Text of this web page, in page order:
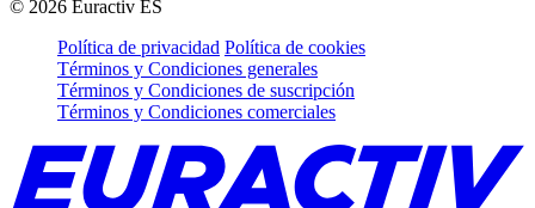
© 2026 Euractiv ES
Política de privacidad Política de cookies
Términos y Condiciones generales
Términos y Condiciones de suscripción
Términos y Condiciones comerciales